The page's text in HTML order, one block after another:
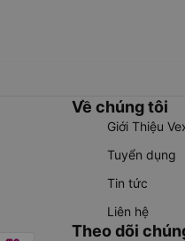
Về chúng tôi
Giới Thiệu
Tuyển dụng
Tin tức
Liên hệ
Theo dõi